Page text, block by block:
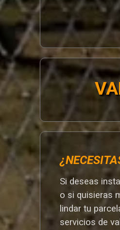
Si deseas
o si quisieras
lindar tu
servicios de